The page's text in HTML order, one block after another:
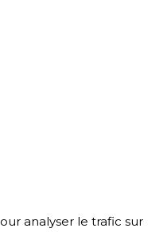
analyser le trafic sur